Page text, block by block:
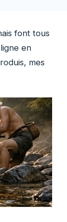
font tous
en
mes